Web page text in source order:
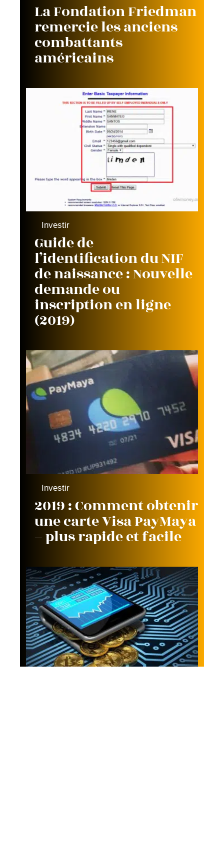
La Fondation Friedman
remercie les anciens
combattants
américains
Investir
Guide de
l’identification du NIF
de naissance : Nouvelle
demande ou
inscription en ligne
(2019)
Investir
2019 : Comment obtenir
une carte Visa PayMaya
– plus rapide et facile